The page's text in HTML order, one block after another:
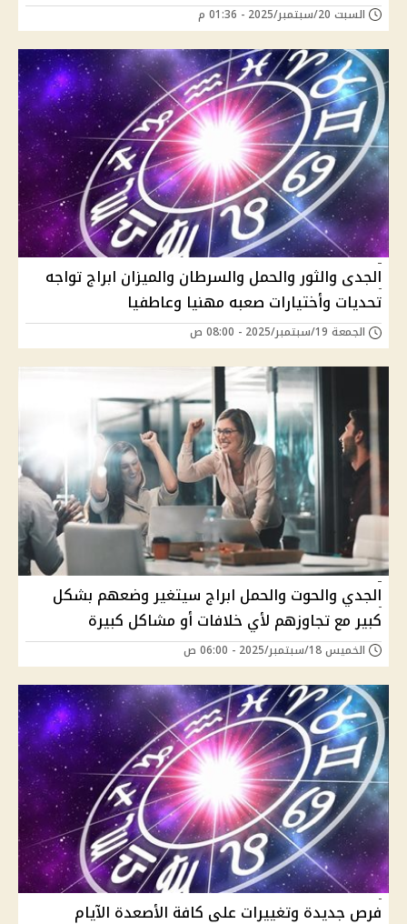
السبت 20/سبتمبر/2025 - 01:36 م
الجدى والثور والحمل والسرطان والميزان ابراج تواجه
تحديات وأختيارات صعبه مهنيا وعاطفيا
الجمعة 19/سبتمبر/2025 - 08:00 ص
الجدي والحوت والحمل ابراج سيتغير وضعهم بشكل
كبير مع تجاوزهم لأي خلافات أو مشاكل كبيرة
الخميس 18/سبتمبر/2025 - 06:00 ص
فرص جديدة وتغييرات على كافة الأصعدة الآيام